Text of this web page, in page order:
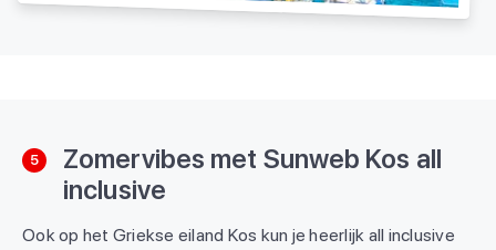
5
Zomervibes met Sunweb Kos all
inclusive
Ook op het Griekse eiland Kos kun je heerlijk all inclusive